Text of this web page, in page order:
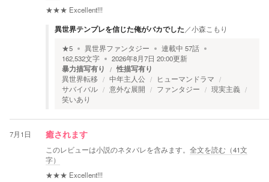
★★★ Excellent!!!
異世界テンプレを信じた俺がバカでした ／小森こもり
★5 異世界ファンタジー 連載中 57話
162,532文字 2026年8月7日 20:00更新
暴力描写有り 性描写有り
異世界転移 中年主人公
ヒューマンドラマ
サバイバル
意外な展開 ファンタジー
現実主義
笑いあり
7月1日 癒されます
このレビューは小説のネタバレを含みます。 全文を読む（41文
字）
★★★ Excellent!!!